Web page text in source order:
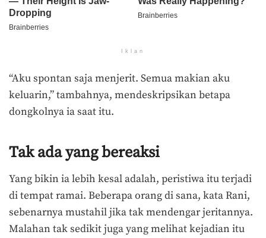
Iklan
“Aku spontan saja menjerit. Semua makian aku
keluarin,” tambahnya, mendeskripsikan betapa
dongkolnya ia saat itu.
Tak ada yang bereaksi
Yang bikin ia lebih kesal adalah, peristiwa itu terjadi
di tempat ramai. Beberapa orang di sana, kata Rani,
sebenarnya mustahil jika tak mendengar jeritannya.
Malahan tak sedikit juga yang melihat kejadian itu